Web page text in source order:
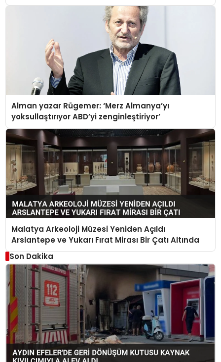
Alman yazar Rügemer: ‘Merz Almanya’yı
yoksullaştırıyor ABD’yi zenginleştiriyor’
Malatya Arkeoloji Müzesi Yeniden Açıldı
Arslantepe ve Yukarı Fırat Mirası Bir Çatı Altında
Son Dakika